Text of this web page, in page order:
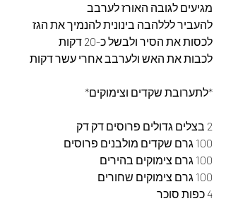
מגיעים לגובה האורז לערבב
להעביר לללהבה בינונית להנמיך את הגז
לכסות את הסיר ולבשל כ-20 דקות
לכבות את האש ולערבב אחרי עשר דקות
*לתערובת שקדים וצימוקים*
2 בצלים גדולים פרוסים דק דק
100 גרם שקדים מולבנים פרוסים
100 גרם צימוקים בהירים
100 גרם צימוקים שחורים
4 כפות סוכר